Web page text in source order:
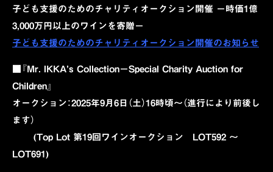
子ども支援のためのチャリティオークション開催 －時価1億
3,000万円以上のワインを寄贈－
子ども支援のためのチャリティオークション開催のお知らせ
■『Mr. IKKA’s Collection－Special Charity Auction for
Children』
オークション：2025年9月6日（土）16時頃～（進行により前後し
ます）
(Top Lot 第19回ワインオークション LOT592 ～
LOT691)